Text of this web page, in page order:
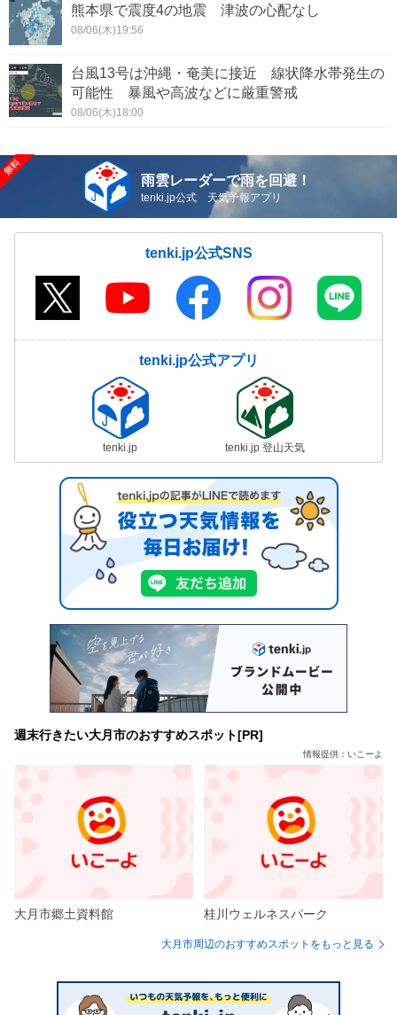
熊本県で震度4の地震 津波の心配なし
08/06(木)19:56
台風13号は沖縄・奄美に接近 線状降水帯発生の
可能性 暴風や高波などに厳重警戒
08/06(木)18:00
雨雲レーダーで雨を回避！
tenki.jp公式 天気予報アプリ
tenki.jp公式SNS
tenki.jp公式アプリ
tenki.jp tenki.jp 登山天気
週末行きたい大月市のおすすめスポット[PR]
情報提供：いこーよ
大月市郷土資料館 桂川ウェルネスパーク
大月市周辺のおすすめスポットをもっと見る